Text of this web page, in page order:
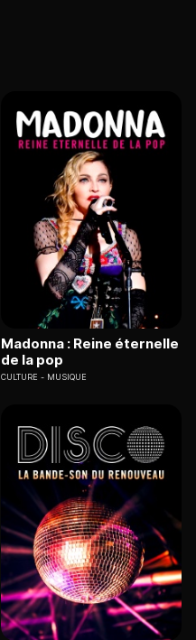
Madonna : Reine éternelle
de la pop
CULTURE MUSIQUE